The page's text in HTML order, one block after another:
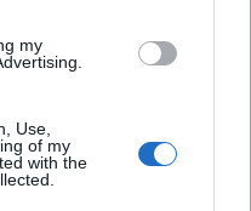
my
Use,
of my
with the